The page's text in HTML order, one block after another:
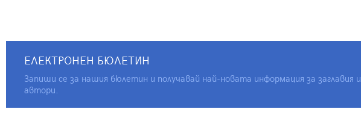
ЕЛЕКТРОНЕН БЮЛЕТИН
Запиши се за нашия бюлетин и получавай най-новата информация за заглавия и
автори.